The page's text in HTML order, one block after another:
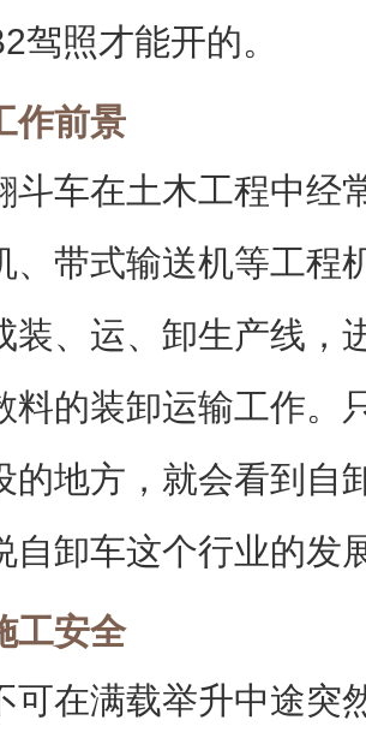
驾照才能开的。
作前景
斗车在土木工程中经
、带式输送机等工程
装、运、卸生产线，
料的装卸运输工作。
的地方，就会看到自
自卸车这个行业的发
工安全
可在满载举升中途突